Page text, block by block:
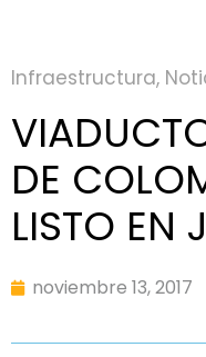
Infraestructura,
DE
LISTO EN
noviembre 13, 2017